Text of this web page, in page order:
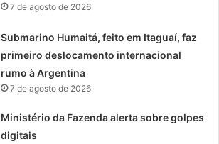
7 de agosto de 2026
Submarino Humaitá, feito em Itaguaí, faz
primeiro deslocamento internacional
rumo à Argentina
7 de agosto de 2026
Ministério da Fazenda alerta sobre golpes
digitais